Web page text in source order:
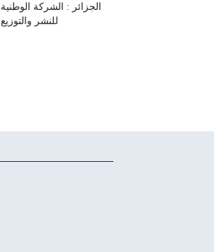
الجزائر : الشركة الوطنية
للنشر والتوزيع